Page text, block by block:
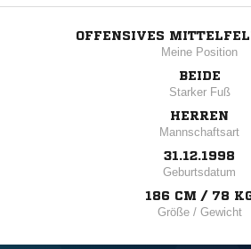
OFFENSIVES
Meine Position
BEIDE
Starker Fuß
HERREN
Mannschaftsart
31.12.1998
Geburtsdatum
186 CM / 78
Größe / Gewicht